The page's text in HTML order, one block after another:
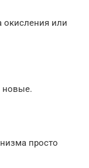
окисления или
новые.
просто